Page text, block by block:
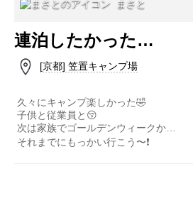
まさと
連泊したかった…
[京都] 笠置キャンプ場
久々にキャンプ楽しかった🤣
子供と従業員と😚
次は家族でゴールデンウィークか…
それまでにもっかい行こう〜❗️